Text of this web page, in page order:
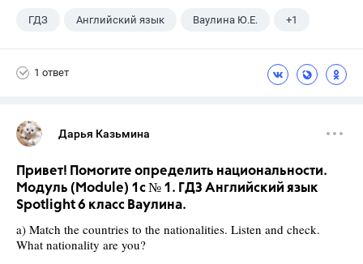
ГДЗ Английский язык Ваулина Ю.Е. +1
1 ответ
Дарья Казьмина
Привет! Помогите определить национальности.
Модуль (Module) 1c № 1. ГДЗ Английский язык
Spotlight 6 класс Ваулина.
a) Match the countries to the nationalities. Listen and check.
What nationality are you?